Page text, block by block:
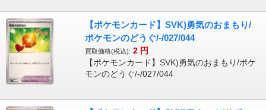
【ポケモンカード】SVK)勇気のおまもり/
ポケモンのどうぐ/-/027/044
買取価格(税込): 2 円
【ポケモンカード】SVK)勇気のおまもり/ポケ
モンのどうぐ/-/027/044